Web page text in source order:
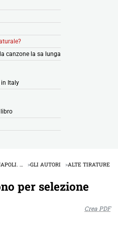
canzone la sa lunga
in Italy
libro
… GLI AUTORI
ALTE TIRATURE
per selezione
Crea PDF